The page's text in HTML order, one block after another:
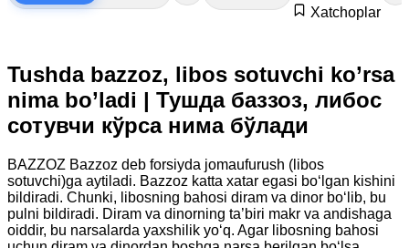
Xatchoplar
Tushda bazzoz, libos sotuvchi ko’rsa
nima bo’ladi | Тушда баззоз, либос
сотувчи кўрса нима бўлади
BAZZOZ Bazzoz deb forsiyda jomaufurush (libos
sotuvchi)ga aytiladi. Bazzoz katta xatar egasi bo‘lgan kishini
bildiradi. Chunki, libosning bahosi diram va dinor bo‘lib, bu
pulni bildiradi. Diram va dinorning ta’biri makr va andishaga
oiddir, bu narsalarda yaxshilik yo‘q. Agar libosning bahosi